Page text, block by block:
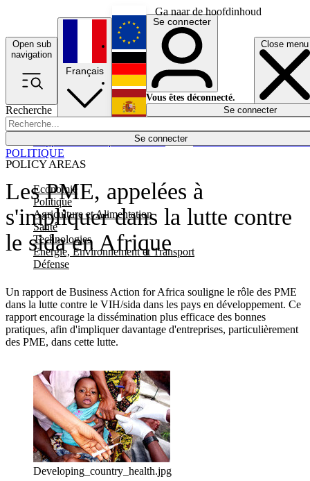
Ga naar de hoofdinhoud
Open sub
navigation
Close menu
Recherche
Se connecter
POLICY AREAS
Economie
Politique
Agriculture et Alimentation
Santé
Technologies
Energie, Environnement et Transport
Défense
Économie
Français
English
Deutsch
Español
Se connecter
Vous êtes déconnecté.
Se connecter
Les PME, appelées à
s'impliquer dans la lutte contre
le sida en Afrique
Un rapport de Business Action for Africa souligne le rôle des PME
dans la lutte contre le VIH/sida dans les pays en développement. Ce
rapport encourage la dissémination plus efficace des bonnes
pratiques, afin d'impliquer davantage d'entreprises, particulièrement
des PME, dans cette lutte.
POLITIQUE
Developing_country_health.jpg